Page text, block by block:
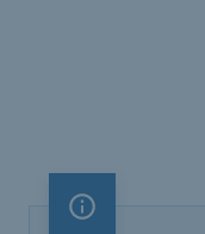
Information